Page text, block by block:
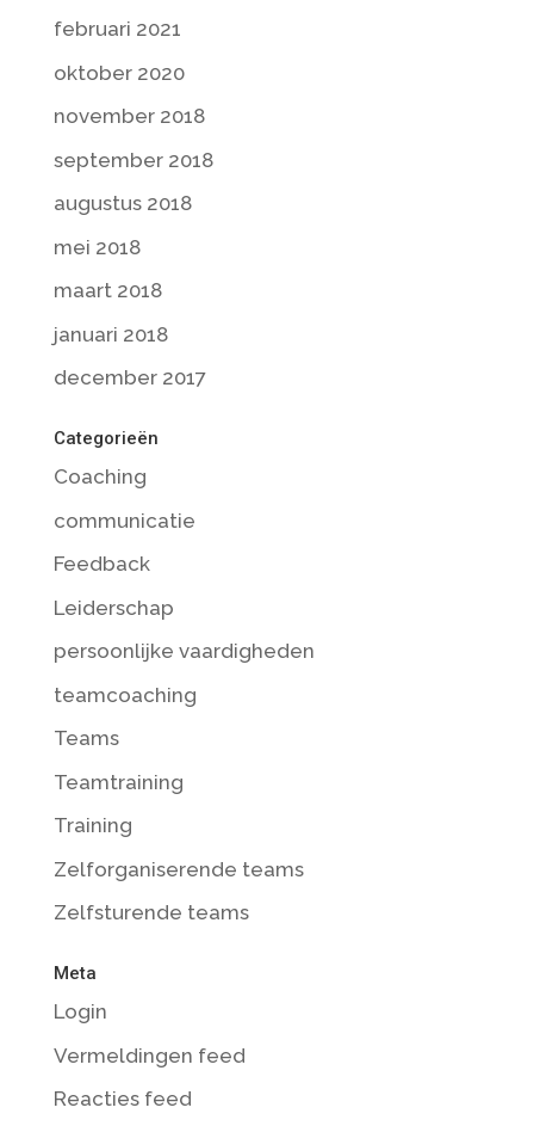
februari 2021
oktober 2020
november 2018
september 2018
augustus 2018
mei 2018
maart 2018
januari 2018
december 2017
Categorieën
Coaching
communicatie
Feedback
Leiderschap
persoonlijke vaardigheden
teamcoaching
Teams
Teamtraining
Training
Zelforganiserende teams
Zelfsturende teams
Meta
Login
Vermeldingen feed
Reacties feed